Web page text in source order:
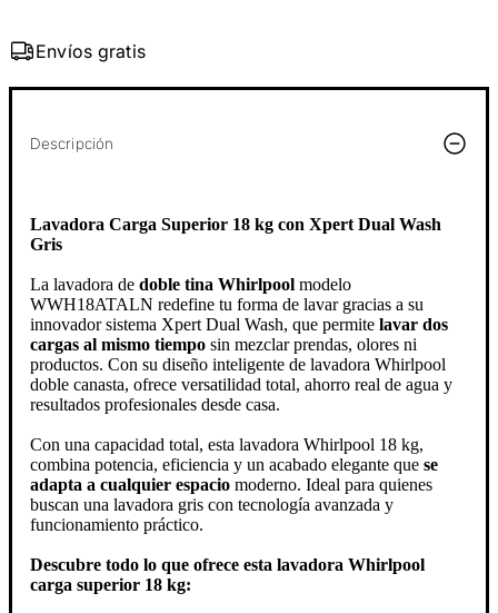
Envíos gratis
Descripción
Lavadora Carga Superior 18 kg con Xpert Dual Wash
Gris
La lavadora de doble tina Whirlpool modelo
WWH18ATALN redefine tu forma de lavar gracias a su
innovador sistema Xpert Dual Wash, que permite lavar dos
cargas al mismo tiempo sin mezclar prendas, olores ni
productos. Con su diseño inteligente de lavadora Whirlpool
doble canasta, ofrece versatilidad total, ahorro real de agua y
resultados profesionales desde casa.
Con una capacidad total, esta lavadora Whirlpool 18 kg,
combina potencia, eficiencia y un acabado elegante que se
adapta a cualquier espacio moderno. Ideal para quienes
buscan una lavadora gris con tecnología avanzada y
funcionamiento práctico.
Descubre todo lo que ofrece esta lavadora Whirlpool
carga superior 18 kg: